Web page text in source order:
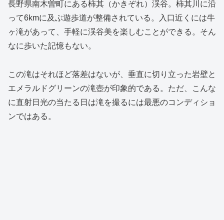
長野県南木曽町にある柿其（かきぞれ）渓谷。柿其川に沿
って6kmに及ぶ遊歩道が整備されている。入口近くには牛
ヶ滝があって、手軽に渓谷美を楽しむことができる。そん
なに歩いた記憶もない。
この滝はそれほど落差はないが、垂直に切り立った岩壁と
エメラルドグリーンの滝壺が印象的である。ただ、こんな
に直射日光の当たる日は滝を撮るには最悪のコンディショ
ンではある。